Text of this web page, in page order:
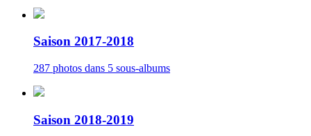
Saison 2017-2018
287 photos dans 5 sous-albums
Saison 2018-2019